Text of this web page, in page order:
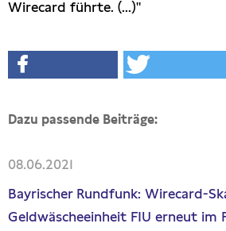
Wirecard führte. (...)"
Dazu passende Beiträge:
08.06.2021
Bayrischer Rundfunk: Wirecard-
Geldwäscheeinheit FIU erneut im